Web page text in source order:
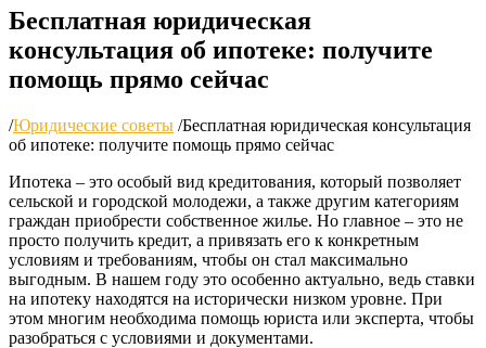
Бесплатная юридическая
консультация об ипотеке: получите
помощь прямо сейчас
/Юридические советы /Бесплатная юридическая консультация
об ипотеке: получите помощь прямо сейчас
Ипотека – это особый вид кредитования, который позволяет
сельской и городской молодежи, а также другим категориям
граждан приобрести собственное жилье. Но главное – это не
просто получить кредит, а привязать его к конкретным
условиям и требованиям, чтобы он стал максимально
выгодным. В нашем году это особенно актуально, ведь ставки
на ипотеку находятся на исторически низком уровне. При
этом многим необходима помощь юриста или эксперта, чтобы
разобраться с условиями и документами.